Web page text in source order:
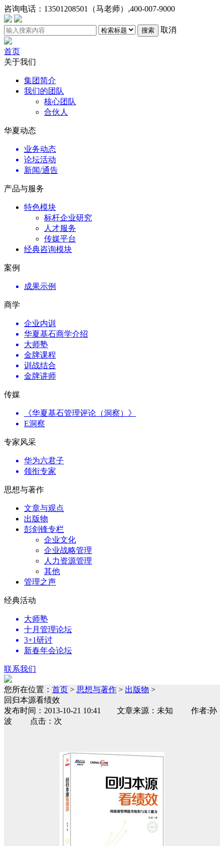
咨询电话： 13501208501（马老师）,400-007-9000
搜索 取消
首页
关于我们
集团简介
我们的团队
核心团队
合伙人
华夏动态
业务动态
论坛活动
新闻/通告
产品与服务
特色模块
标杆企业研究
人才服务
传媒平台
经典咨询模块
案例
成果示例
商学
企业内训
华夏基石商学介绍
大师塾
金牌课程
训战结合
金牌讲师
传媒
《华夏基石管理评论（洞察）》
E洞察
专家风采
华为六君子
领衔专家
思想与著作
文章与观点
出版物
彭剑锋专栏
企业文化
企业战略管理
人力资源管理
其他
管理之声
经典活动
大师塾
十月管理论坛
3+1研讨
新春年会论坛
联系我们
您所在位置： 首页 > 思想与著作 > 出版物 >
回归本源看绩效
发布时间：2013-10-21 10:41 文章来源：未知 作者:孙
波 点击：次